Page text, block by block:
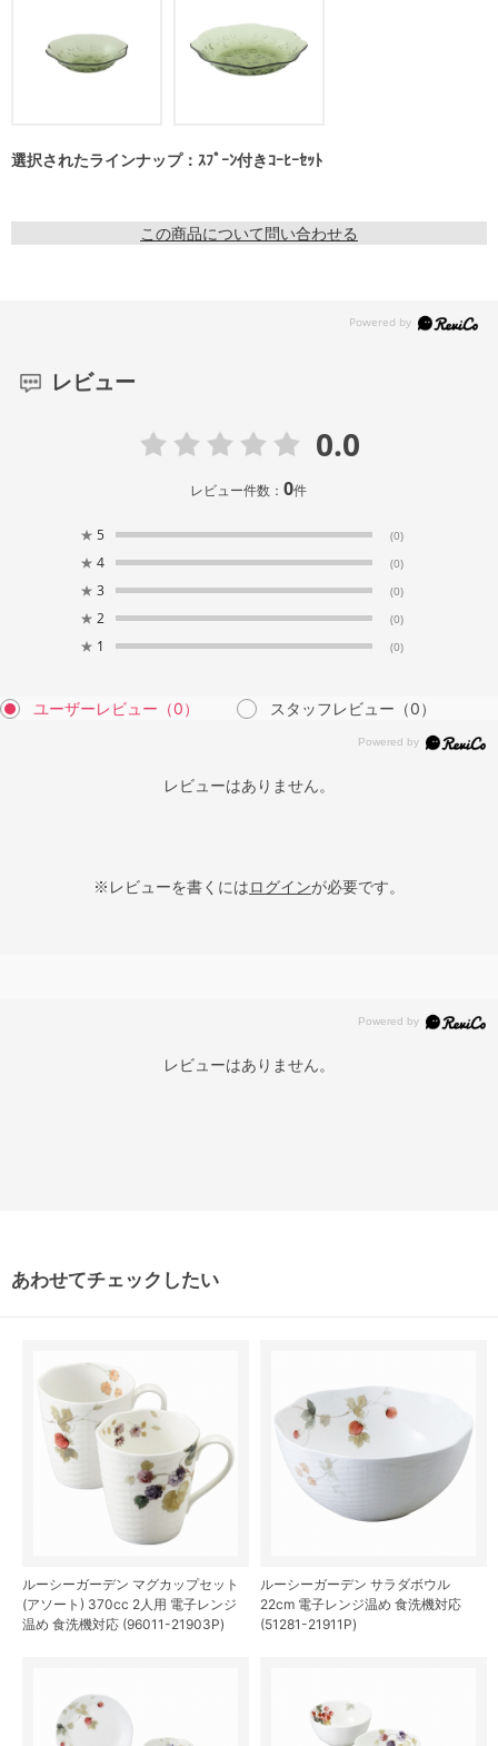
選択されたラインナップ：ｽﾌﾟｰﾝ付きｺｰﾋｰｾｯﾄ
この商品について問い合わせる
レビュー
0.0
レビュー件数：0件
★ 5 (0)
★ 4 (0)
★ 3 (0)
★ 2 (0)
★ 1 (0)
ユーザーレビュー （0） スタッフレビュー （0）
レビューはありません。
※レビューを書くにはログインが必要です。
レビューはありません。
あわせてチェックしたい
ルーシーガーデン マグカップセット
(アソート) 370cc 2人用 電子レンジ
温め 食洗機対応 (96011-21903P)
ルーシーガーデン サラダボウル
22cm 電子レンジ温め 食洗機対応
(51281-21911P)